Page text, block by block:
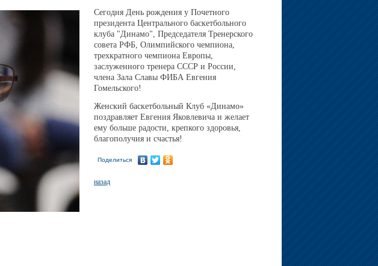
Сегодня День рождения у Почетного
президента Центрального баскетбольного
клуба "Динамо", Председателя Тренерского
совета РФБ, Олимпийского чемпиона,
трехкратного чемпиона Европы,
заслуженного тренера СССР и России,
члена Зала Славы ФИБА Евгения
Гомельского!
Женский баскетбольный Клуб «Динамо»
поздравляет Евгения Яковлевича и желает
ему больше радости, крепкого здоровья,
благополучия и счастья!
Поделиться
назад